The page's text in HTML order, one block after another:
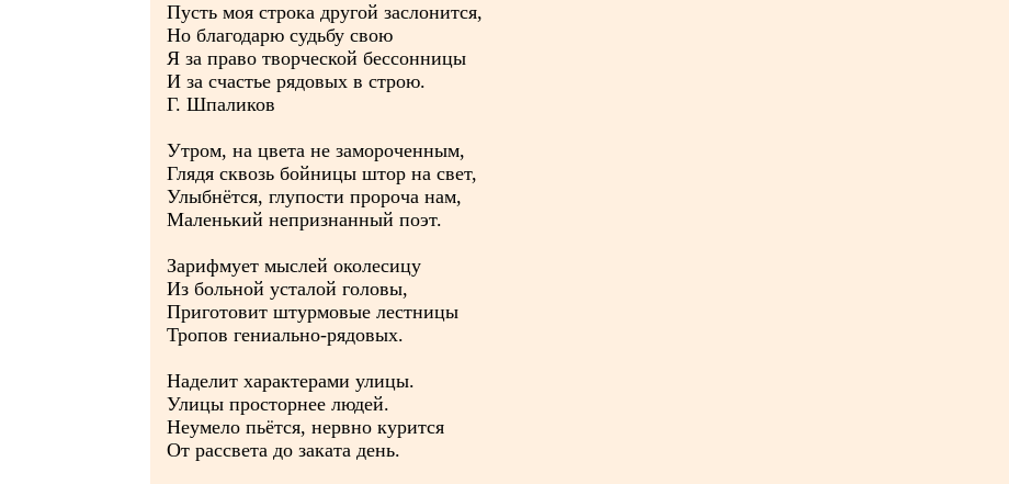
Пусть моя строка другой заслонится,
Но благодарю судьбу свою
Я за право творческой бессонницы
И за счастье рядовых в строю.
Г. Шпаликов
Утром, на цвета не замороченным,
Глядя сквозь бойницы штор на свет,
Улыбнётся, глупости пророча нам,
Маленький непризнанный поэт.
Зарифмует мыслей околесицу
Из больной усталой головы,
Приготовит штурмовые лестницы
Тропов гениально-рядовых.
Наделит характерами улицы.
Улицы просторнее людей.
Неумело пьётся, нервно курится
От рассвета до заката день.